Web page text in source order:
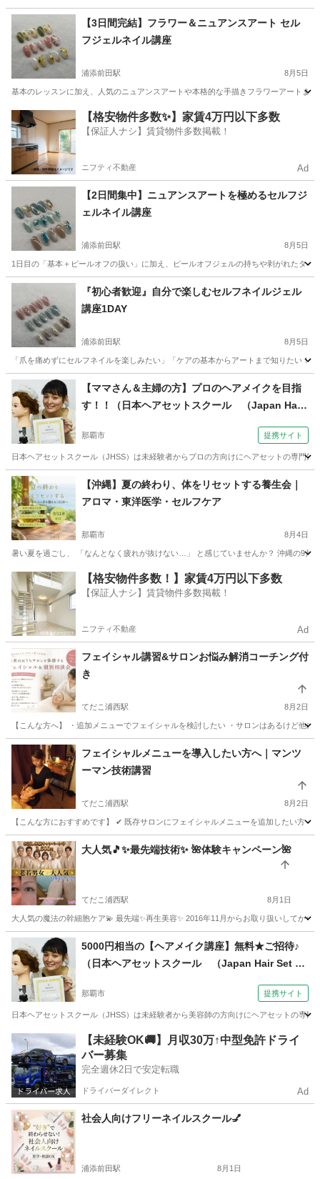
沖縄 那覇市 赤嶺駅 美容健康 フェイシャル
【3日間完結】フラワー＆ニュアンスアート セル
フジェルネイル講座
浦添前田駅 8月5日
基本のレッスンに加え、人気のニュアンスアートや本格的な手描きフラワーアートま
沖縄 宜野湾市 浦添前田駅 ネイル アート
【格安物件多数✨】家賃4万円以下多数
【保証人ナシ】賃貸物件多数掲載！
ニフティ不動産 Ad
【2日間集中】ニュアンスアートを極めるセルフジ
ェルネイル講座
浦添前田駅 8月5日
1日目の「基本＋ピールオフの扱い」に加え、ピールオフジェルの持ちや剥がれたタ
沖縄 宜野湾市 浦添前田駅 美容健康 アート
『初心者歓迎』自分で楽しむセルフネイルジェル
講座1DAY
浦添前田駅 8月5日
「爪を痛めずにセルフネイルを楽しみたい」「ケアの基本からアートまで知りたい
沖縄 宜野湾市 浦添前田駅 ネイル 講座
【ママさん＆主婦の方】プロのヘアメイクを目指
す！！（日本ヘアセットスクール （Japan Hair
べる♪）
那覇市 提携サイト
日本ヘアセットスクール（JHSS）は未経験者からプロの方向けにヘアセットの専門
沖縄 その他
【沖縄】夏の終わり、体をリセットする養生会｜
アロマ・東洋医学・セルフケア
那覇市 8月4日
暑い夏を過ごし、 「なんとなく疲れが抜けない…」 と感じていませんか？ 沖縄の9月
沖縄 那覇市 美容健康 東洋医学
【格安物件多数！】家賃4万円以下多数
【保証人ナシ】賃貸物件多数掲載！
ニフティ不動産 Ad
フェイシャル講習&サロンお悩み解消コーチング付
き
てだこ浦西駅 8月2日
【こんな方へ】 ・追加メニューでフェイシャルを検討したい ・サロンはあるけど他
沖縄 中頭郡 てだこ浦西駅 フェイシャル
フェイシャルメニューを導入したい方へ｜マンツ
ーマン技術講習
てだこ浦西駅 8月2日
【こんな方におすすめです】 ✔ 既存サロンにフェイシャルメニューを追加したい方
沖縄 中頭郡 てだこ浦西駅 エステ フェイシャル
大人気🎵✨最先端技術✨ 🌺体験キャンペーン🌺
てだこ浦西駅 8月1日
大人気の魔法の幹細胞ケア💫 最先端✨再生美容✨ 2016年11月からお取り扱いしてか
沖縄 宜野湾市 てだこ浦西駅 スキンケア 40代
5000円相当の【ヘアメイク講座】無料★ご招待♪
（日本ヘアセットスクール （Japan Hair Set Sc
那覇市 提携サイト
日本ヘアセットスクール（JHSS）は未経験者から美容師の方向けにヘアセットの専
那覇市 ヘアメイク
【未経験OK🚚】月収30万↑中型免許ドライ
バー募集
完全週休2日で安定転職
ドライバーダイレクト Ad
社会人向けフリーネイルスクール💅
浦添前田駅 8月1日